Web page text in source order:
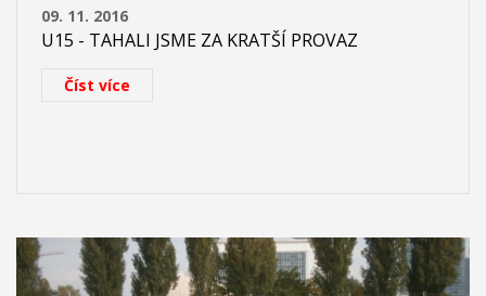
09. 11. 2016
U15 - TAHALI JSME ZA KRATŠÍ PROVAZ
Číst více